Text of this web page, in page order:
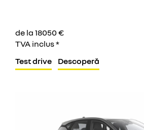
de la 18050 €
TVA inclus *
Test drive
Descoperă